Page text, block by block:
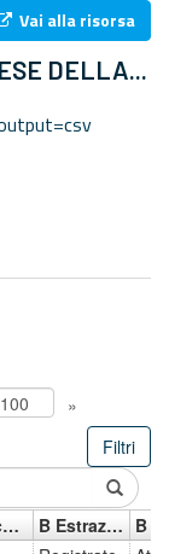
Vai alla risorsa
DELLA...